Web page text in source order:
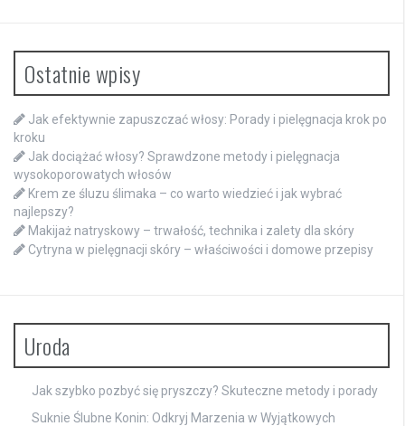
Ostatnie wpisy
Jak efektywnie zapuszczać włosy: Porady i pielęgnacja krok po
kroku
Jak dociążać włosy? Sprawdzone metody i pielęgnacja
wysokoporowatych włosów
Krem ze śluzu ślimaka – co warto wiedzieć i jak wybrać
najlepszy?
Makijaż natryskowy – trwałość, technika i zalety dla skóry
Cytryna w pielęgnacji skóry – właściwości i domowe przepisy
Uroda
Jak szybko pozbyć się pryszczy? Skuteczne metody i porady
Suknie Ślubne Konin: Odkryj Marzenia w Wyjątkowych